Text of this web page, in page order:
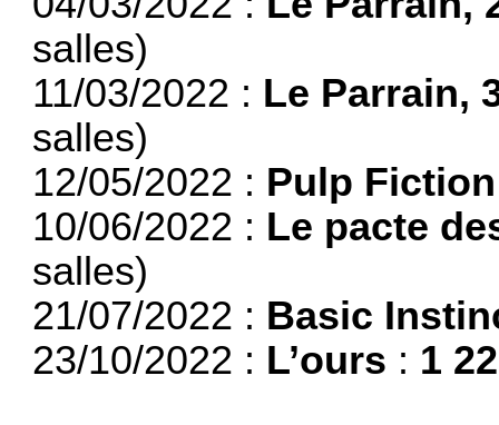
salles)
11/03/2022 : Le Parrain,
salles)
12/05/2022 : Pulp Fiction
10/06/2022 : Le pacte
salles)
21/07/2022 : Basic
23/10/2022 : L’ours : 1